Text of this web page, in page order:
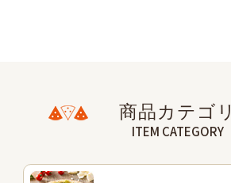
商品カテゴリ
ITEM CATEGORY